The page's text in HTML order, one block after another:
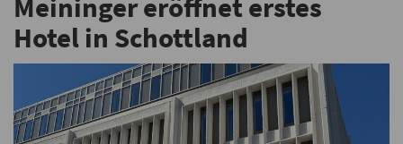
Hotel in Schottland